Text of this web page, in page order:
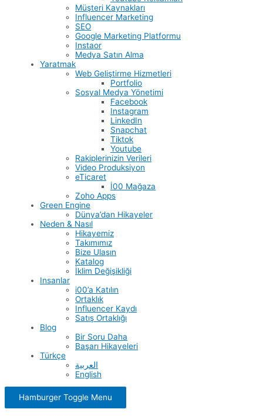
Müşteri Kaynakları
Influencer Marketing
SEO
Google Marketing Platformu
Instaor
Medya Satın Alma
Yaratmak
Web Geliştirme Hizmetleri
Portfolio
Sosyal Medya Yönetimi
Facebook
Instagram
LinkedIn
Snapchat
Tiktok
Youtube
Rakiplerinizin Verileri
Video Produksiyon
eTicaret
İ00 Mağaza
Zoho Apps
Green Engine
Dünya’dan Hikayeler
Neden & Nasıl
Hikayemiz
Takımımız
Bize Ulaşın
Katalog
İklim Değişikliği
Insanlar
i00’a Katılın
Ortaklık
Influencer Kaydı
Satış Ortaklığı
Blog
Bir Soru Daha
Başarı Hikayeleri
Türkçe
العربية
English
Hamburger Toggle Menu